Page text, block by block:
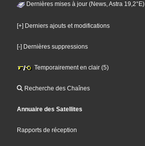
Dernières mises à jour (News, Astra 19,2°E)
[+] Derniers ajouts et modifications
[-] Dernières suppressions
Temporairement en clair (5)
Recherche des Chaînes
Annuaire des Satellites
Rapports de réception